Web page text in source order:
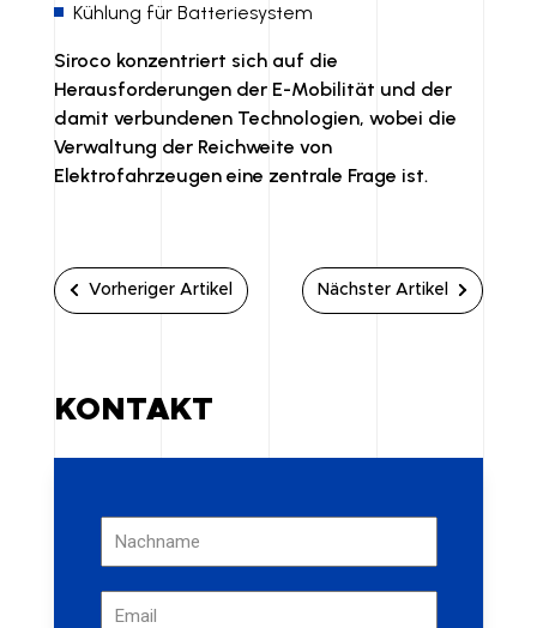
Kühlung für Batteriesystem
Siroco konzentriert sich auf die
Herausforderungen der E-Mobilität und der
damit verbundenen Technologien, wobei die
Verwaltung der Reichweite von
Elektrofahrzeugen eine zentrale Frage ist.
Vorheriger Artikel Nächster Artikel
KONTAKT